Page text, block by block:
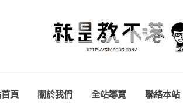
頁 關於我們 全站導覽 聯絡本站